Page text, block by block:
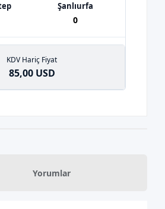
Şanlıurfa
0
KDV Hariç Fiyat
85,00 USD
Yorumlar